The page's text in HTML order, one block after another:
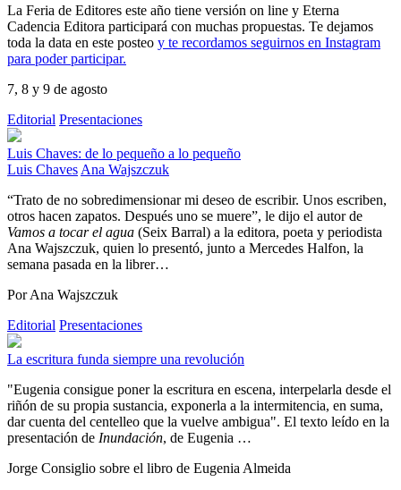
La Feria de Editores este año tiene versión on line y Eterna
Cadencia Editora participará con muchas propuestas. Te dejamos
toda la data en este posteo y te recordamos seguirnos en Instagram
para poder participar.
7, 8 y 9 de agosto
Editorial Presentaciones
Luis Chaves: de lo pequeño a lo pequeño
Luis Chaves Ana Wajszczuk
“Trato de no sobredimensionar mi deseo de escribir. Unos escriben,
otros hacen zapatos. Después uno se muere”, le dijo el autor de
Vamos a tocar el agua (Seix Barral) a la editora, poeta y periodista
Ana Wajszczuk, quien lo presentó, junto a Mercedes Halfon, la
semana pasada en la librer…
Por Ana Wajszczuk
Editorial Presentaciones
La escritura funda siempre una revolución
"Eugenia consigue poner la escritura en escena, interpelarla desde el
riñón de su propia sustancia, exponerla a la intermitencia, en suma,
dar cuenta del centelleo que la vuelve ambigua". El texto leído en la
presentación de Inundación, de Eugenia …
Jorge Consiglio sobre el libro de Eugenia Almeida